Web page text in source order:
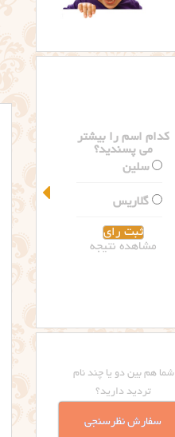
کدام اسم را بیشتر
می پسندید؟
سلین
گلاریس
مشاهده نتیجه
شما هم بین دو یا چند نام
تردید دارید؟
سفارش نظرسنجی